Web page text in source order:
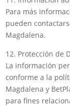
Para más
pueden
Magdalena.
12. Protección de
La información
conforme a la
Magdalena y
para fines